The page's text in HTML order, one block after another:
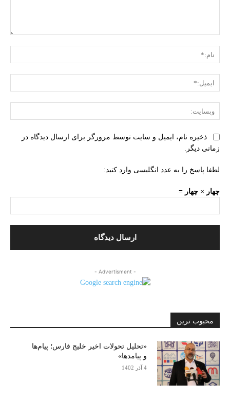
ذخیره نام، ایمیل و سایت توسط مرورگر برای ارسال دیدگاه در
زمانی دیگر.
لطفا پاسخ را به عدد انگلیسی وارد کنید:
چهار × چهار =
- Advertisment -
محبوب ترین
«تحلیل تحولات اخیر خلیج فارس؛ پیام‌ها
و پیامدها»
4 آذر 1402